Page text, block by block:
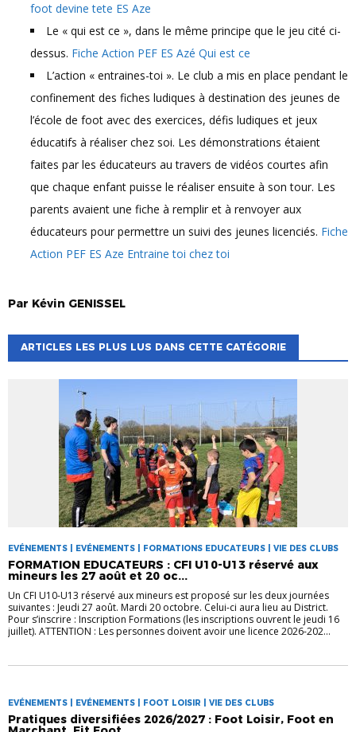
foot devine tete ES Aze
Le « qui est ce », dans le même principe que le jeu cité ci-
dessus. Fiche Action PEF ES Azé Qui est ce
L’action « entraines-toi ». Le club a mis en place pendant le
confinement des fiches ludiques à destination des jeunes de
l’école de foot avec des exercices, défis ludiques et jeux
éducatifs à réaliser chez soi. Les démonstrations étaient
faites par les éducateurs au travers de vidéos courtes afin
que chaque enfant puisse le réaliser ensuite à son tour. Les
parents avaient une fiche à remplir et à renvoyer aux
éducateurs pour permettre un suivi des jeunes licenciés. Fiche
Action PEF ES Aze Entraine toi chez toi
Par Kévin GENISSEL
ARTICLES LES PLUS LUS DANS CETTE CATÉGORIE
EVÉNEMENTS | EVÉNEMENTS | FORMATIONS EDUCATEURS | VIE DES CLUBS
FORMATION EDUCATEURS : CFI U10-U13 réservé aux
mineurs les 27 août et 20 oc...
Un CFI U10-U13 réservé aux mineurs est proposé sur les deux journées
suivantes : Jeudi 27 août. Mardi 20 octobre. Celui-ci aura lieu au District.
Pour s’inscrire : Inscription Formations (les inscriptions ouvrent le jeudi 16
juillet). ATTENTION : Les personnes doivent avoir une licence 2026-202...
EVÉNEMENTS | EVÉNEMENTS | FOOT LOISIR | VIE DES CLUBS
Pratiques diversifiées 2026/2027 : Foot Loisir, Foot en